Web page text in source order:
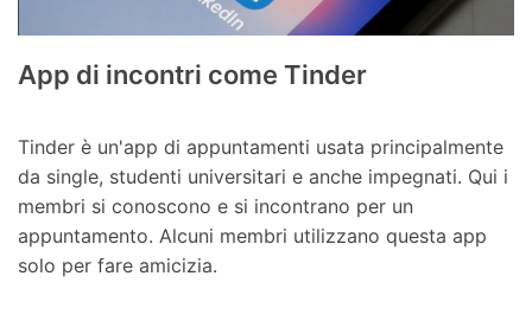
App di incontri come Tinder
Tinder è un'app di appuntamenti usata principalmente
da single, studenti universitari e anche impegnati. Qui i
membri si conoscono e si incontrano per un
appuntamento. Alcuni membri utilizzano questa app
solo per fare amicizia.